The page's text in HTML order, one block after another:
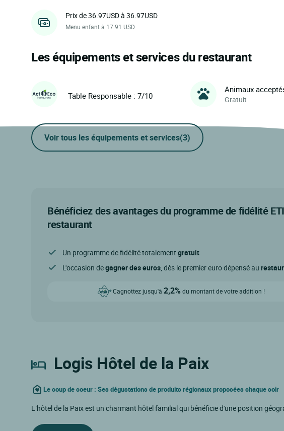
Prix de 36.97USD à 36.97USD
Menu enfant à 17.91 USD
Les équipements et services du restaurant
Table Responsable : 7/10
Animaux
Gratuit
Voir tous les équipements et services(3)
Bénéficiez des avantages du programme de fidélité
restaurant
Un programme de fidélité totalement gratuit
L'occasion degagner des euros, dès le premier euro dépensé au
Cagnottez jusqu'à 2,2% du montant de votre addition !
Logis Hôtel de la Paix
Le coup de coeur : Ses dégustations de produits régionaux proposées chaque soir
L’hôtel de la Paix est un charmant hôtel familial qui bénéficie d'une position